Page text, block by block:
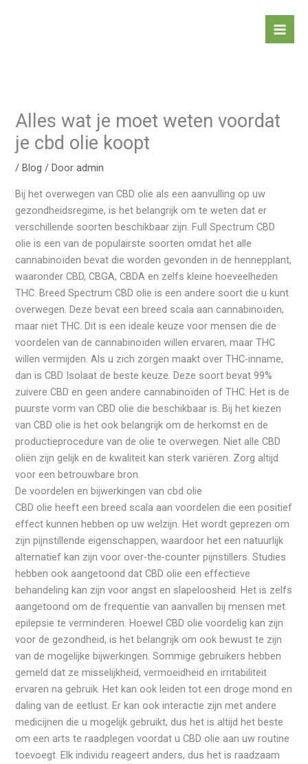
Alles wat je moet weten voordat
je cbd olie koopt
/Blog / Dooradmin
Bij het overwegen van CBD olie als een aanvulling op uw
gezondheidsregime, is het belangrijk om te weten dat er
verschillende soorten beschikbaar zijn. Full Spectrum CBD
olie is een van de populairste soorten omdat het alle
cannabinoïden bevat die worden gevonden in de hennepplant,
waaronder CBD, CBGA, CBDA en zelfs kleine hoeveelheden
THC. Breed Spectrum CBD olie is een andere soort die u kunt
overwegen. Deze bevat een breed scala aan cannabinoïden,
maar niet THC. Dit is een ideale keuze voor mensen die de
voordelen van de cannabinoïden willen ervaren, maar THC
willen vermijden. Als u zich zorgen maakt over THC-inname,
dan is CBD Isolaat de beste keuze. Deze soort bevat 99%
zuivere CBD en geen andere cannabinoïden of THC. Het is de
puurste vorm van CBD olie die beschikbaar is. Bij het kiezen
van CBD olie is het ook belangrijk om de herkomst en de
productieprocedure van de olie te overwegen. Niet alle CBD
oliën zijn gelijk en de kwaliteit kan sterk variëren. Zorg altijd
voor een betrouwbare bron.
De voordelen en bijwerkingen van cbd olie
CBD olie heeft een breed scala aan voordelen die een positief
effect kunnen hebben op uw welzijn. Het wordt geprezen om
zijn pijnstillende eigenschappen, waardoor het een natuurlijk
alternatief kan zijn voor over-the-counter pijnstillers. Studies
hebben ook aangetoond dat CBD olie een effectieve
behandeling kan zijn voor angst en slapeloosheid. Het is zelfs
aangetoond om de frequentie van aanvallen bij mensen met
epilepsie te verminderen. Hoewel CBD olie voordelig kan zijn
voor de gezondheid, is het belangrijk om ook bewust te zijn
van de mogelijke bijwerkingen. Sommige gebruikers hebben
gemeld dat ze misselijkheid, vermoeidheid en irritabiliteit
ervaren na gebruik. Het kan ook leiden tot een droge mond en
daling van de eetlust. Er kan ook interactie zijn met andere
medicijnen die u mogelijk gebruikt, dus het is altijd het beste
om een arts te raadplegen voordat u CBD olie aan uw routine
toevoegt. Elk individu reageert anders, dus het is raadzaam